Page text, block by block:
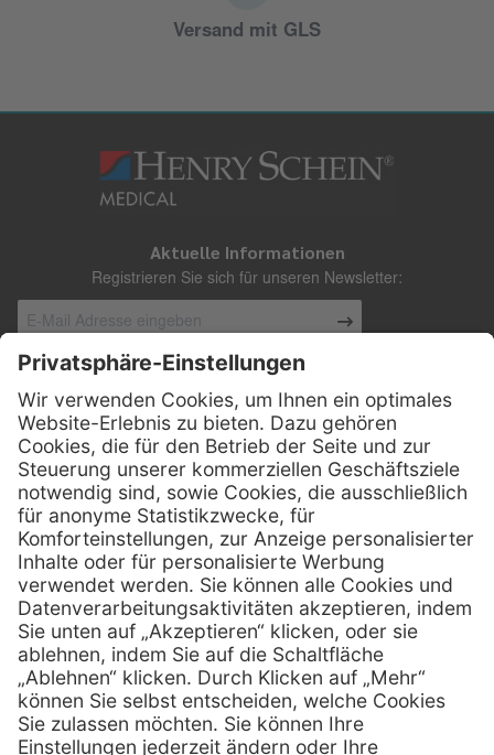
Versand mit GLS
Aktuelle Informationen
Registrieren Sie sich für unseren Newsletter:
Kontakt
Henry Schein Medical Austria GmbH
Schönbrunner Straße 297
A-1120 Wien
01 / 718 19 61 99
Telefax:01 / 718 19 61 23
E-Mail: info @ henryscheinmed.at
Services
Vorteile
Eigenmarke
Hilfe
FAQs
Kontakt